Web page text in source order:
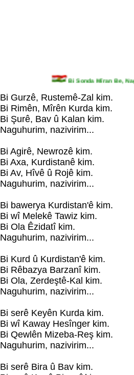
Bi Sonda Mîran
Bi Gurzê, Rustemê-Zal kim.
Bi Rimên, Mîrên Kurda kim.
Bi Şurê, Bav û Kalan kim.
Naguhurim, nazivirim...
Bi Agirê, Newrozê kim.
Bi Axa, Kurdistanê kim.
Bi Av, Hîvê û Rojê kim.
Naguhurim, nazivirim...
Bi bawerya Kurdistan'ê kim.
Bi wî Melekê Tawiz kim.
Bi Ola Êzidatî kim.
Naguhurim, nazivirim...
Bi Kurd û Kurdistan'ê kim.
Bi Rêbazya Barzanî kim.
Bi Ola, Zerdeştê-Kal kim.
Naguhurim, nazivirim...
Bi serê Keyên Kurda kim.
Bi wî Kaway Hesînger kim.
Bi Qewlên Mizeba-Reş kim.
Naguhurim, nazivirim...
Bi serê Bira û Bav kim.